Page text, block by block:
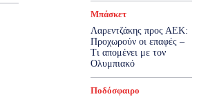
Μπάσκετ
Λαρεντζάκης προς ΑΕΚ:
Προχωρούν οι επαφές –
Τι απομένει με τον
Ολυμπιακό
Ποδόσφαιρο